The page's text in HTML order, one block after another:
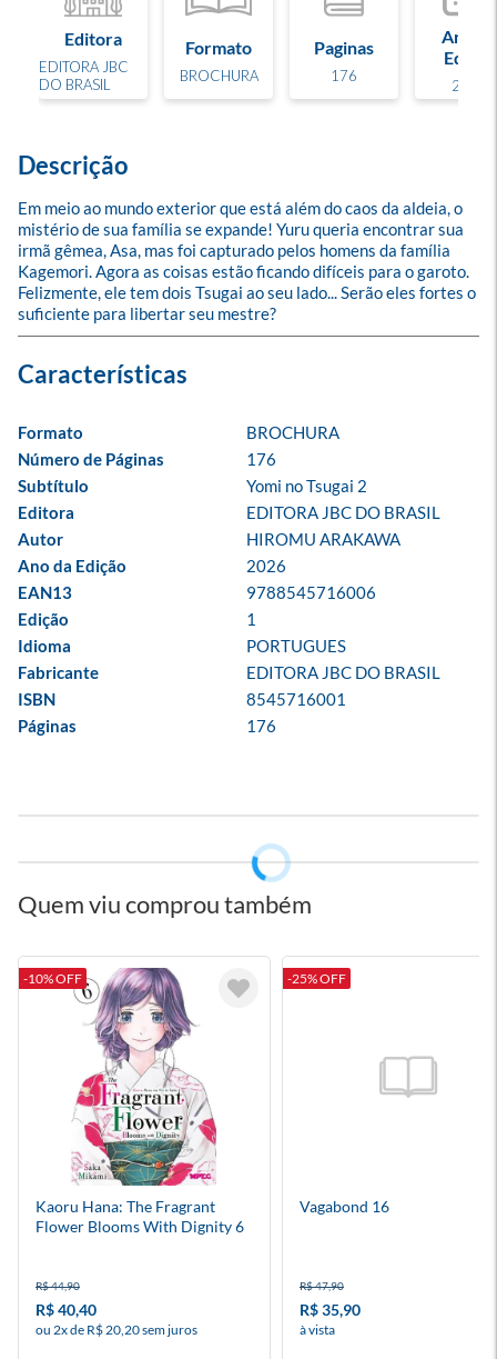
Editora
EDITORA JBC
DO BRASIL
Formato
BROCHURA
Paginas
176
Ano de
Edição
2026
Descrição
Em meio ao mundo exterior que está além do caos da aldeia, o
mistério de sua família se expande! Yuru queria encontrar sua
irmã gêmea, Asa, mas foi capturado pelos homens da família
Kagemori. Agora as coisas estão ficando difíceis para o garoto.
Felizmente, ele tem dois Tsugai ao seu lado... Serão eles fortes o
suficiente para libertar seu mestre?
Formato
BROCHURA
Número de Páginas
176
Subtítulo
Yomi no Tsugai 2
Editora
EDITORA JBC DO BRASIL
Autor
HIROMU ARAKAWA
Ano da Edição
2026
EAN13
9788545716006
Edição
1
Idioma
PORTUGUES
Fabricante
EDITORA JBC DO BRASIL
ISBN
8545716001
Páginas
176
Quem viu comprou também
-10% OFF
Kaoru Hana: The Fragrant
Flower Blooms With Dignity 6
R$ 44,90
R$ 40,40
ou 2x de R$ 20,20 sem juros
-25% OFF
Vagabond 16
R$ 47,90
R$ 35,90
à vista